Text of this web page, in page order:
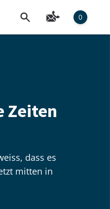
0
Zeiten
dass es
mitten in